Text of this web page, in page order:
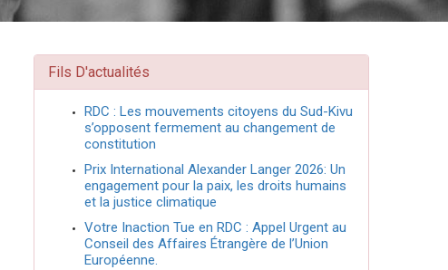
Fils D'actualités
RDC : Les mouvements citoyens du Sud-Kivu
s’opposent fermement au changement de
constitution
Prix International Alexander Langer 2026: Un
engagement pour la paix, les droits humains
et la justice climatique
Votre Inaction Tue en RDC : Appel Urgent au
Conseil des Affaires Étrangère de l’Union
Européenne.